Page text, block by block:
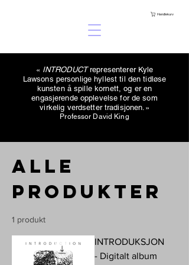
Handlekurv
« INTRODUCTrepresenterer Kyle
Lawsons personlige hyllest til den tidløse
kunsten å spille kornett, og er en
engasjerende opplevelse for de som
virkelig verdsetter tradisjonen.»
Professor David King
Alle
produkter
1 produkt
INTRODUKSJON
- Digitalt album